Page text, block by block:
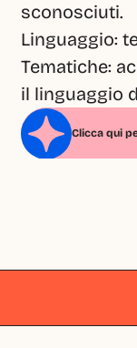
sconosciuti.
Linguaggio:
Tematiche:
il linguaggio
Clicca qui